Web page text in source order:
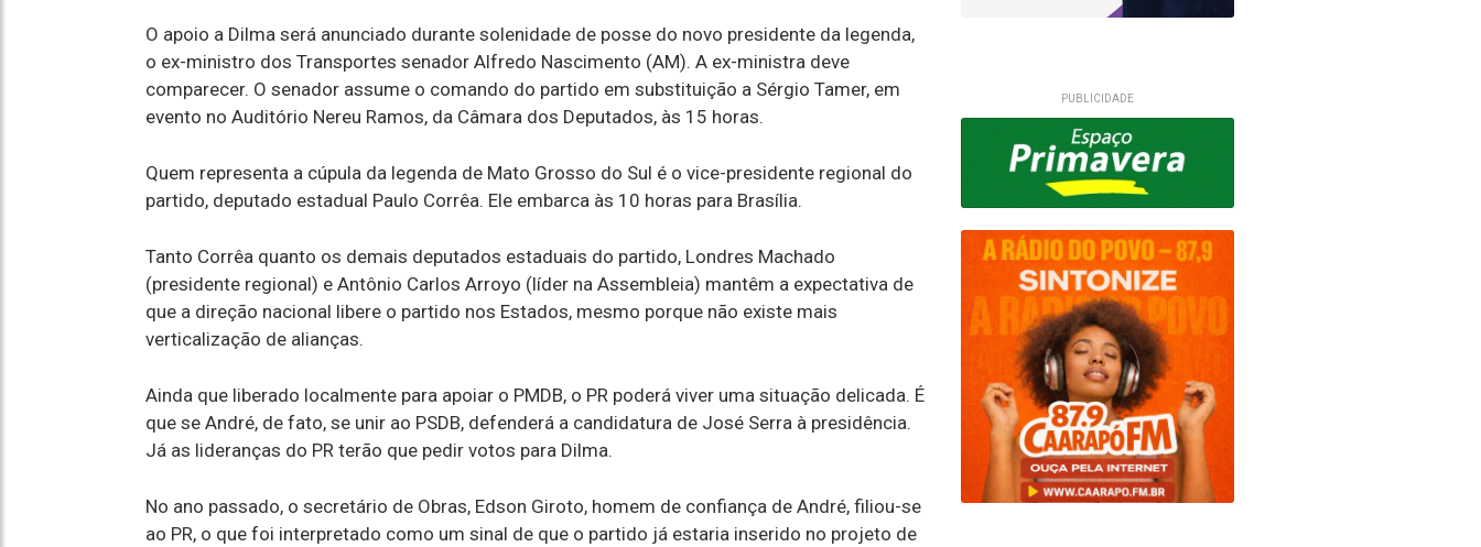
O apoio a Dilma será anunciado durante solenidade de posse do novo presidente da legenda,
o ex-ministro dos Transportes senador Alfredo Nascimento (AM). A ex-ministra deve
comparecer. O senador assume o comando do partido em substituição a Sérgio Tamer, em
evento no Auditório Nereu Ramos, da Câmara dos Deputados, às 15 horas.
Quem representa a cúpula da legenda de Mato Grosso do Sul é o vice-presidente regional do
partido, deputado estadual Paulo Corrêa. Ele embarca às 10 horas para Brasília.
Tanto Corrêa quanto os demais deputados estaduais do partido, Londres Machado
(presidente regional) e Antônio Carlos Arroyo (líder na Assembleia) mantêm a expectativa de
que a direção nacional libere o partido nos Estados, mesmo porque não existe mais
verticalização de alianças.
Ainda que liberado localmente para apoiar o PMDB, o PR poderá viver uma situação delicada. É
que se André, de fato, se unir ao PSDB, defenderá a candidatura de José Serra à presidência.
Já as lideranças do PR terão que pedir votos para Dilma.
No ano passado, o secretário de Obras, Edson Giroto, homem de confiança de André, filiou-se
ao PR, o que foi interpretado como um sinal de que o partido já estaria inserido no projeto de
PUBLICIDADE